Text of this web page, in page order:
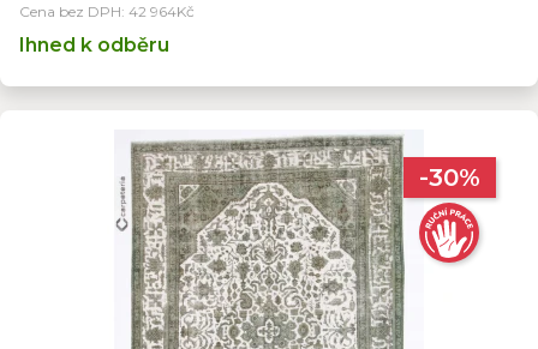
Cena bez DPH: 42 964Kč
Ihned k odběru
-30%